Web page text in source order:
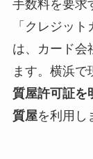
手数料を要求
「クレジッ
は、カード会
ます。横浜で
質屋許可証を
質屋を利用し